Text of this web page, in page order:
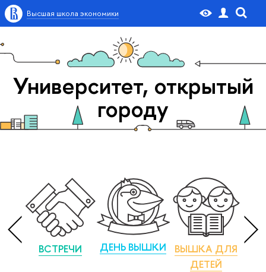
Высшая школа экономики
Университет, открытый
городу
ВСТРЕЧИ ДЕНЬ ВЫШКИ
ВЫШКА ДЛЯ
ДЕТЕЙ